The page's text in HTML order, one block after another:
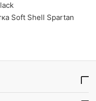
Soft Shell Spartan